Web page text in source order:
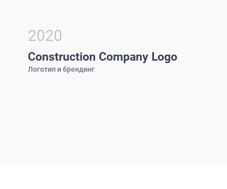
2020
Construction Company Logo
Логотип и брендинг